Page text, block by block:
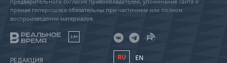
прямая гиперссылка обязательны при частичном или полном
воспроизведении материалов.
18+
РЕДАКЦИЯ RU EN